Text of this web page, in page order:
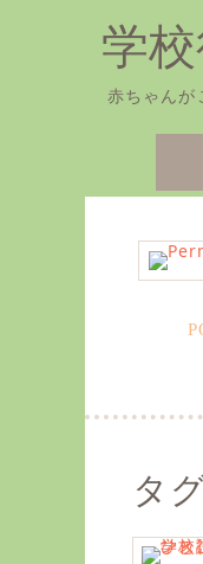
学
赤ちゃん
Skip
タ